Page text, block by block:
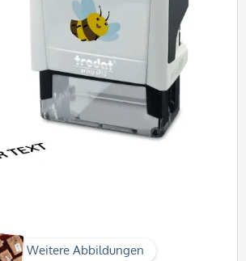
Weitere Abbildungen